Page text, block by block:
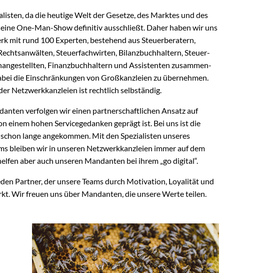
da die heutige Welt der Gesetze, des Marktes und des
One-Man-Show definitiv ausschließt. Daher haben wir uns
mit rund 100 Experten, bestehend aus Steuerberatern,
Steuerfachwirten, Bilanzbuchhaltern, Steuer-
Finanzbuchhaltern und Assistenten zusammen-
die Einschränkungen von Großkanzleien zu übernehmen.
Netzwerkkanzleien ist rechtlich selbständig.
verfolgen wir einen partnerschaftlichen Ansatz auf
einem hohen Servicegedanken geprägt ist. Bei uns ist die
lange angekommen. Mit den Spezialisten unseres
bleiben wir in unseren Netzwerkkanzleien immer auf dem
aber auch unseren Mandanten bei ihrem „go digital“.
Partner, der unsere Teams durch Motivation, Loyalität und
Wir freuen uns über Mandanten, die unsere Werte teilen.